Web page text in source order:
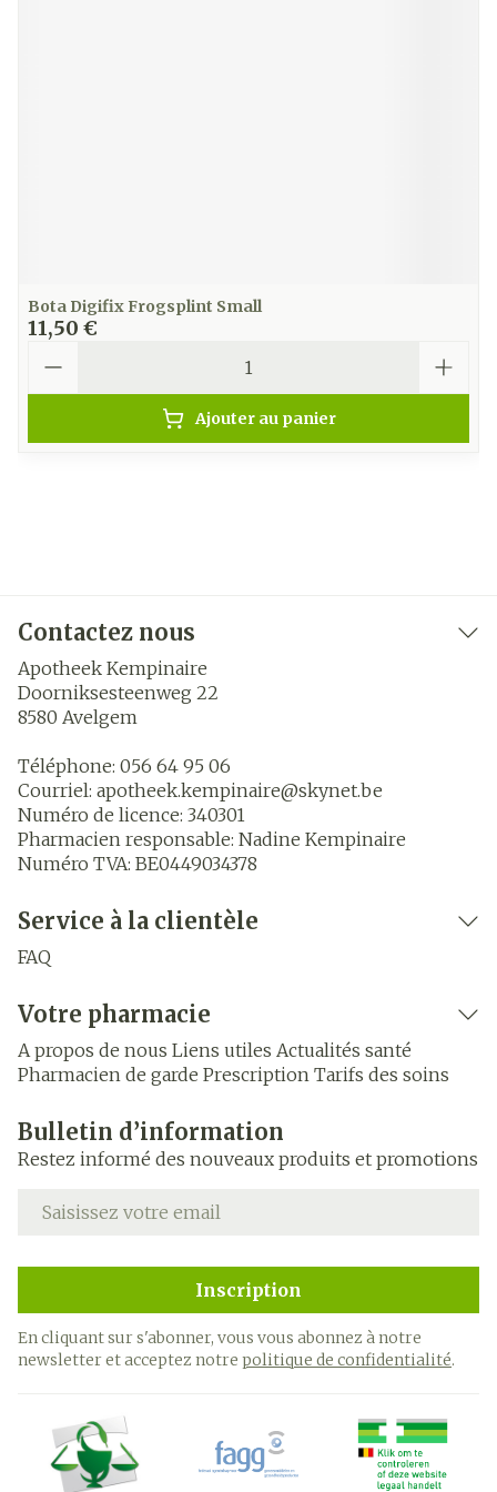
Bota Digifix Frogsplint Small
11,50 €
Ajouter au panier
Contactez nous
Apotheek Kempinaire
Doorniksesteenweg 22
8580 Avelgem
Téléphone: 056 64 95 06
Courriel: apotheek.kempinaire@skynet.be
Numéro de licence: 340301
Pharmacien responsable: Nadine Kempinaire
Numéro TVA: BE0449034378
Service à la clientèle
FAQ
Votre pharmacie
A propos de nous Liens utiles Actualités santé
Pharmacien de garde Prescription Tarifs des soins
Bulletin d’information
Restez informé des nouveaux produits et promotions
Adresse mail
Inscription
En cliquant sur s'abonner, vous vous abonnez à notre
newsletter et acceptez notre politique de confidentialité.